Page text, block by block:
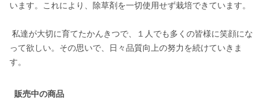
います。これにより、除草剤を一切使用せず栽培できています。
って欲しい。その思いで、日々品質向上の努力を続けていきま
す。
販売中の商品